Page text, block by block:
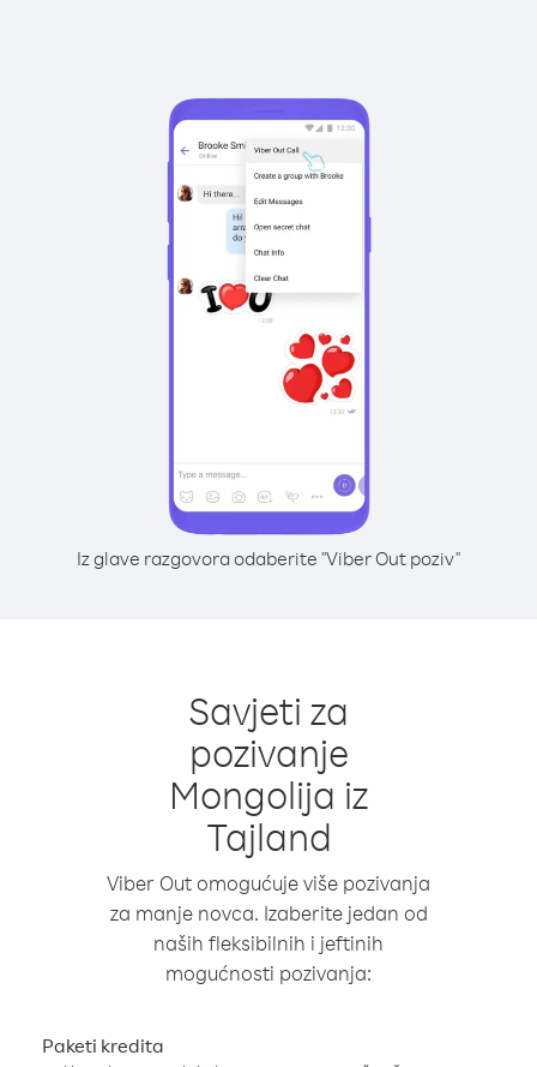
Iz glave razgovora odaberite "Viber Out poziv"
Savjeti za
pozivanje
Mongolija iz
Tajland
Viber Out omogućuje više pozivanja
za manje novca. Izaberite jedan od
naših fleksibilnih i jeftinih
mogućnosti pozivanja:
Paketi kredita